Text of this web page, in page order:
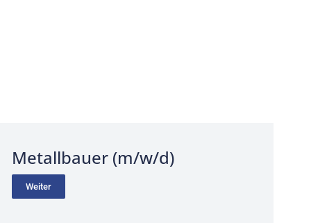
Metallbauer (m/w/d)
Weiter